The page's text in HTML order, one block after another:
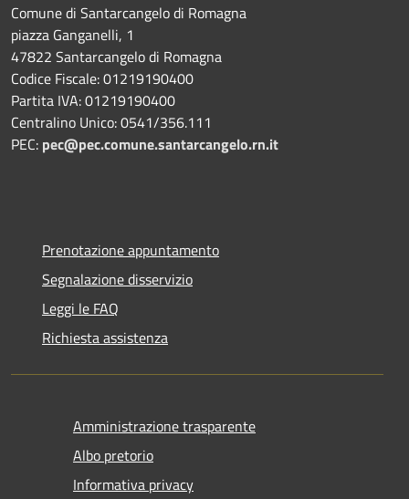
Comune di Santarcangelo di Romagna
piazza Ganganelli, 1
47822 Santarcangelo di Romagna
Codice Fiscale: 01219190400
Partita IVA: 01219190400
Centralino Unico: 0541/356.111
PEC: pec@pec.comune.santarcangelo.rn.it
Prenotazione appuntamento
Segnalazione disservizio
Leggi le FAQ
Richiesta assistenza
Amministrazione trasparente
Albo pretorio
Informativa privacy